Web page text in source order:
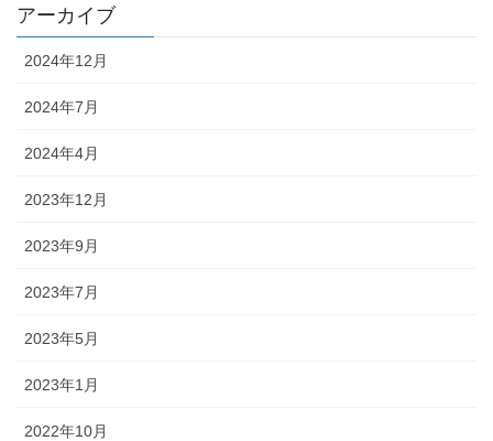
アーカイブ
2024年12月
2024年7月
2024年4月
2023年12月
2023年9月
2023年7月
2023年5月
2023年1月
2022年10月